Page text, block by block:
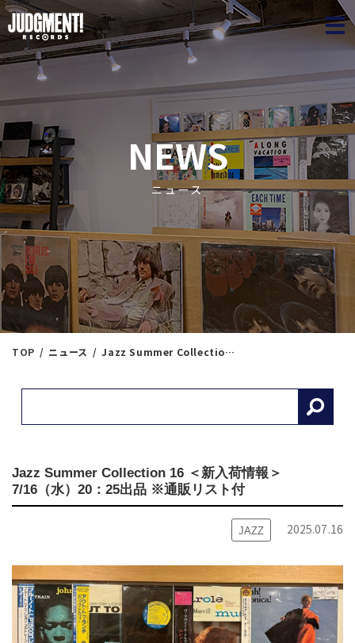
NEWS
ニュース
TOP ニュース Jazz Summer Collection 16 ＜新入荷情報＞ 7/16（水）20：25出品 ※通販リスト付
Jazz Summer Collection 16 ＜新入荷情報＞
7/16（水）20：25出品 ※通販リスト付
JAZZ 2025.07.16